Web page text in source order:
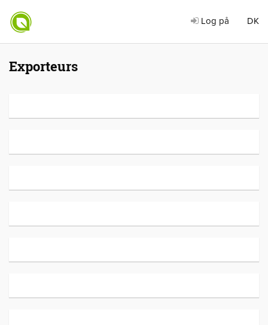
Log på DK
Exporteurs